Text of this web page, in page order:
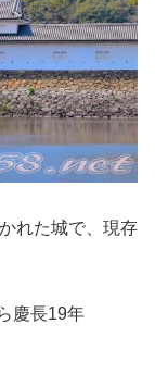
れた城で、現存
慶長19年